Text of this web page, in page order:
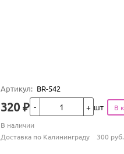
Артикул: BR-542
Цена
320 ₽ шт
Количество
В наличии
Условия доставки
Доставка по Калининграду 300 руб.